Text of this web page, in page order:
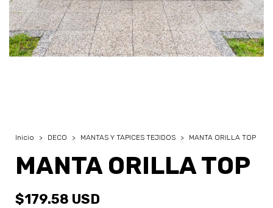
Inicio > DECO > MANTAS Y TAPICES TEJIDOS > MANTA ORILLA TOP
MANTA ORILLA TOP
$179.58 USD